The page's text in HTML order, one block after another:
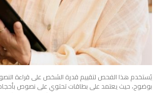
يُستخدم هذا الفحص لتقييم قدرة الشخص على قراءة
بوضوح، حيث يعتمد على بطاقات تحتوي على نصوص